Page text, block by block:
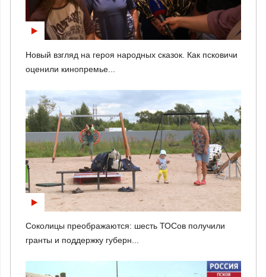
Новый взгляд на героя народных сказок. Как псковичи
оценили кинопремье...
Соколицы преображаются: шесть ТОСов получили
гранты и поддержку губерн...